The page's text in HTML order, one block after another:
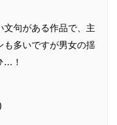
句がある作品で、主
も多いですが男女の揺
…！